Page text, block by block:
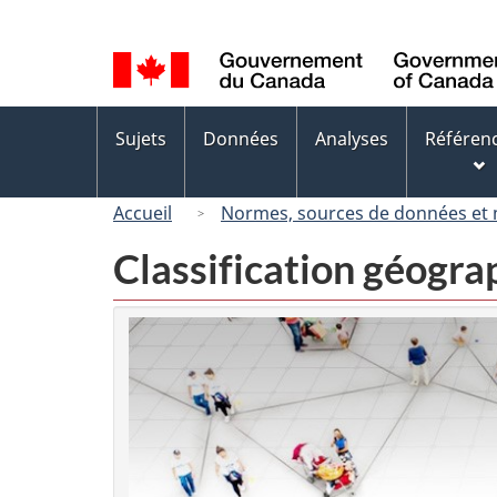
de
la
langue
des
Sujets Données Analyses
Accueil Normes, sources de données et
Classification